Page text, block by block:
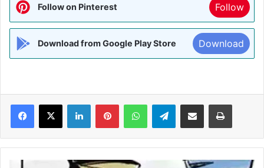
Follow on Pinterest Follow
Download from Google Play Store Download
Facebook
X LinkedInPinterestWhatsAppTelegramShare via Email Print